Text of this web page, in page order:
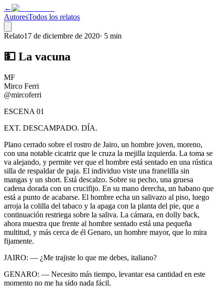
←
AutoresTodos los relatos
Relato17 de diciembre de 2020· 5 min
💵 La vacuna
MF
Mirco Ferri
@mircoferri
ESCENA 01
EXT. DESCAMPADO. DÍA.
Plano cerrado sobre el rostro de Jairo, un hombre joven, moreno,
con una notable cicatriz que le cruza la mejilla izquierda. La toma se
va alejando, y permite ver que el hombre está sentado en una rústica
silla de respaldar de paja. El individuo viste una franelilla sin
mangas y un short. Está descalzo. Sobre su pecho, una gruesa
cadena dorada con un crucifijo. En su mano derecha, un habano que
está a punto de acabarse. El hombre echa un salivazo al piso, luego
arroja la colilla del tabaco y la apaga con la planta del pie, que a
continuación restriega sobre la saliva. La cámara, en dolly back,
ahora muestra que frente al hombre sentado está una pequeña
multitud, y más cerca de él Genaro, un hombre mayor, que lo mira
fijamente.
JAIRO: — ¿Me trajiste lo que me debes, italiano?
GENARO: — Necesito más tiempo, levantar esa cantidad en este
momento no me ha sido nada fácil.